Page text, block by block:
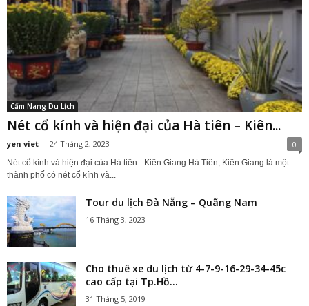
Cẩm Nang Du Lịch
Nét cổ kính và hiện đại của Hà tiên – Kiên...
yen viet - 24 Tháng 2, 2023 0
Nét cổ kính và hiện đại của Hà tiên - Kiên Giang Hà Tiên, Kiên Giang là một
thành phố có nét cổ kính và...
Tour du lịch Đà Nẵng – Quãng Nam
16 Tháng 3, 2023
Cho thuê xe du lịch từ 4-7-9-16-29-34-45c
cao cấp tại Tp.Hồ...
31 Tháng 5, 2019